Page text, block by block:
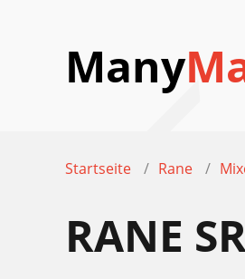
Many
Startseite Rane
RANE